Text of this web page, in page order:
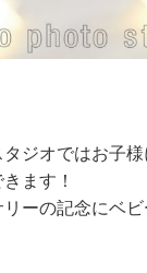
ジオではお子
ます！
ーの記念にベ